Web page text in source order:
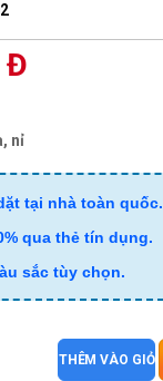
Đ
nỉ
tại nhà toàn quốc.
qua thẻ tín dụng.
sắc tùy chọn.
THÊM VÀO GIỎ